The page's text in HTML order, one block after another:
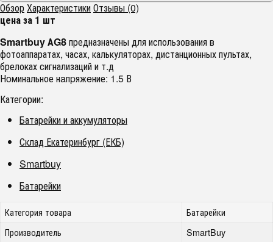
ОбзорХарактеристикиОтзывы (0)
цена за 1 шт
Smartbuy АG8предназначены для использования в
фотоаппаратах, часах, калькуляторах, дистанционных пультах,
брелоках сигнализаций и т.д
Нoминальное нaпpяжeние: 1.5 В
Категории:
Батарейки и аккумуляторы
Склад Екатеринбург (ЕКБ)
Smartbuy
Батарейки
Категория товара
Батарейки
Производитель
SmartBuy